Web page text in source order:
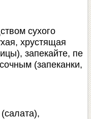
сухого
хрустящая
запекайте, пе
(запеканки,